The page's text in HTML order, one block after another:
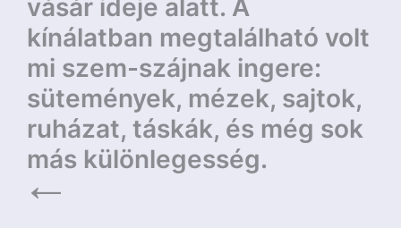
vásár ideje alatt. A
kínálatban megtalálható volt
mi szem-szájnak ingere:
sütemények, mézek, sajtok,
ruházat, táskák, és még sok
más különlegesség.